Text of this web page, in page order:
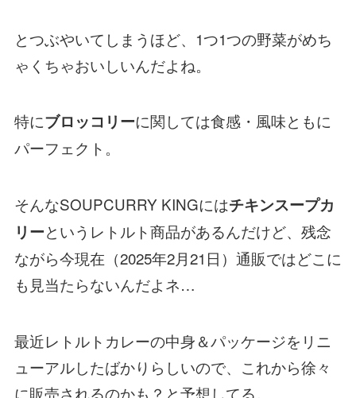
とつぶやいてしまうほど、1つ1つの野菜がめち
ゃくちゃおいしいんだよね。
特にブロッコリーに関しては食感・風味ともに
パーフェクト。
そんなSOUPCURRY KINGにはチキンスープカ
リーというレトルト商品があるんだけど、残念
ながら今現在（2025年2月21日）通販ではどこに
も見当たらないんだよネ…
最近レトルトカレーの中身＆パッケージをリニ
ューアルしたばかりらしいので、これから徐々
に販売されるのかも？と予想してる。